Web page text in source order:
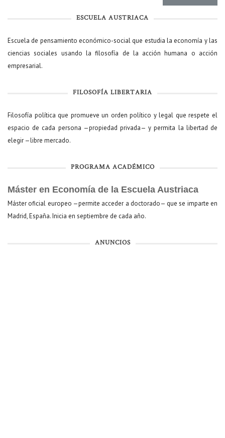
ESCUELA AUSTRIACA
Escuela de pensamiento económico-social que estudia la economía y las
ciencias sociales usando la filosofía de la acción humana o acción
empresarial.
FILOSOFÍA LIBERTARIA
Filosofía política que promueve un orden político y legal que respete el
espacio de cada persona —propiedad privada— y permita la libertad de
elegir —libre mercado.
PROGRAMA ACADÉMICO
Máster en Economía de la Escuela Austriaca
Máster oficial europeo —permite acceder a doctorado— que se imparte en
Madrid, España. Inicia en septiembre de cada año.
ANUNCIOS